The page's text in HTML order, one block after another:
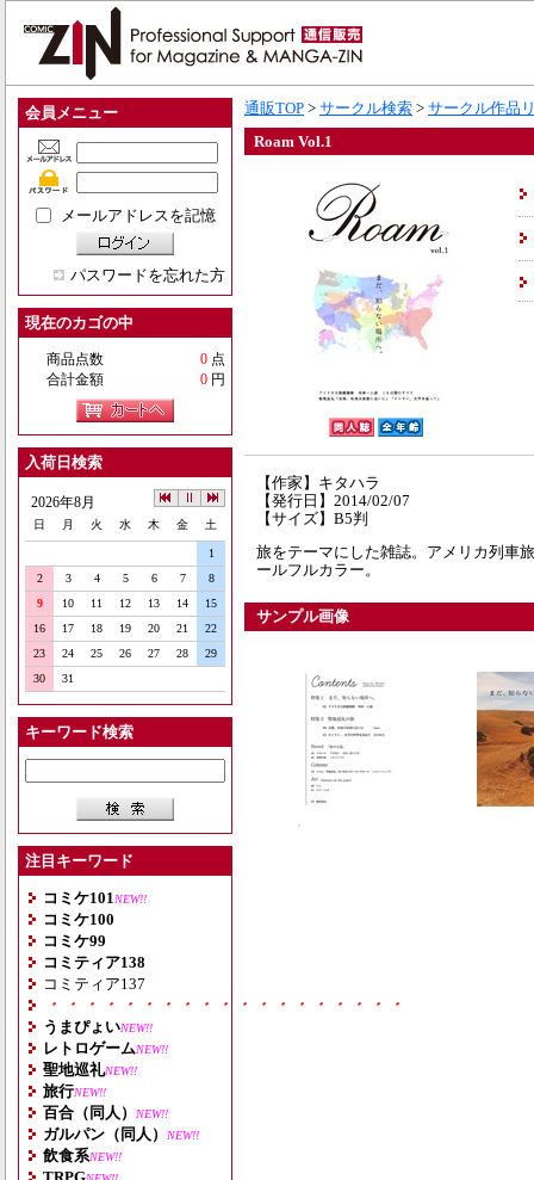
会員メニュー
メールアドレスを記憶
パスワードを忘れた方
現在のカゴの中
商品点数 0 点
合計金額
0 円
入荷日検索
2026年8月
日 月 火 水 木 金 土
1
2
3 4 5 6 7
8
9
10 11 12 13 14
15
16
17 18 19 20 21
22
23
24 25 26 27 28
29
30
31
キーワード検索
注目キーワード
コミケ101 NEW!!
コミケ100
コミケ99
コミティア138
コミティア137
・・・・・・・・・・・・・・・・・・・
うまぴょいNEW!!
レトロゲームNEW!!
聖地巡礼NEW!!
旅行NEW!!
百合（同人） NEW!!
ガルパン（同人） NEW!!
飲食系NEW!!
通販TOP > サークル検索 > サークル作品
Roam Vol.1
【作家】キタハラ
【発行日】2014/02/07
【サイズ】B5判
旅をテーマにした雑誌。アメリカ列車
ールフルカラー。
サンプル画像